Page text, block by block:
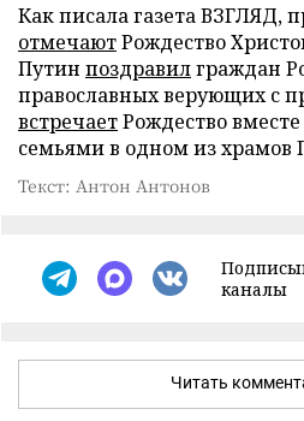
Как писала газета ВЗГЛЯД,
отмечаютРождество
Путин поздравилграждан
православных верующих с
встречаетРождество
семьями в одном из храмов
Текст: Антон Антонов
каналы
Читать